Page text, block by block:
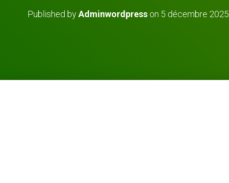
Published byAdminwordpresson 5 décembre 2025